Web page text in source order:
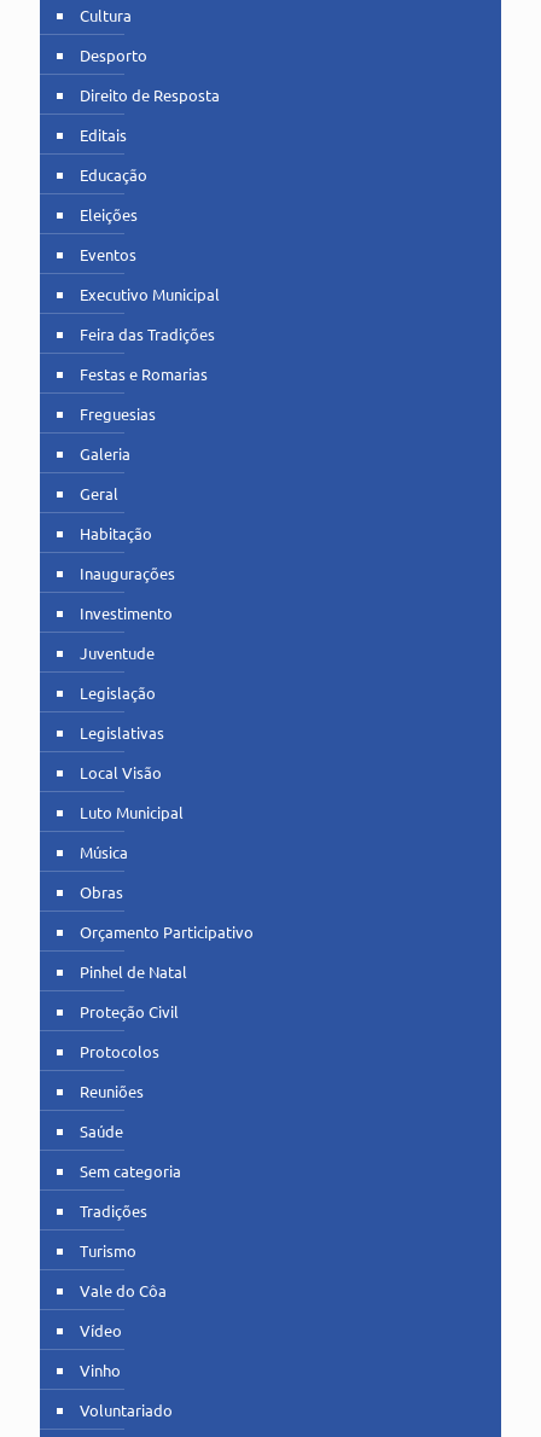
Cultura
Desporto
Direito de Resposta
Editais
Educação
Eleições
Eventos
Executivo Municipal
Feira das Tradições
Festas e Romarias
Freguesias
Galeria
Geral
Habitação
Inaugurações
Investimento
Juventude
Legislação
Legislativas
Local Visão
Luto Municipal
Música
Obras
Orçamento Participativo
Pinhel de Natal
Proteção Civil
Protocolos
Reuniões
Saúde
Sem categoria
Tradições
Turismo
Vale do Côa
Vídeo
Vinho
Voluntariado